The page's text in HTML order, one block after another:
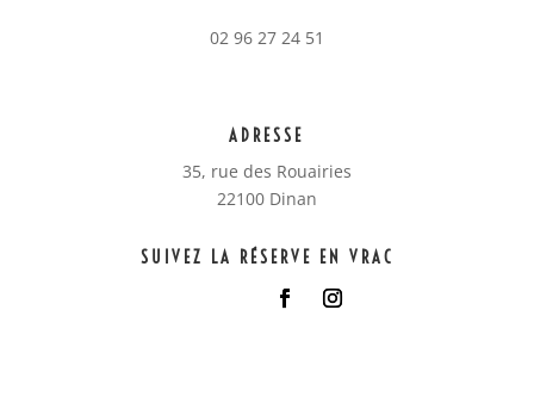
02 96 27 24 51
ADRESSE
35, rue des Rouairies
22100 Dinan
SUIVEZ LA RÉSERVE EN VRAC